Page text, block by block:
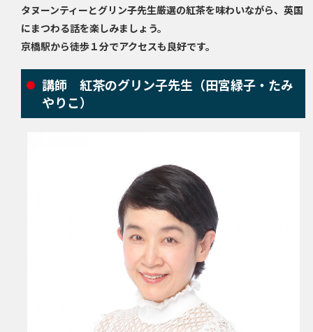
タヌーンティーとグリン子先生厳選の紅茶を味わいながら、英国
にまつわる話を楽しみましょう。
京橋駅から徒歩１分でアクセスも良好です。
講師 紅茶のグリン子先生（田宮緑子・たみ
やりこ）